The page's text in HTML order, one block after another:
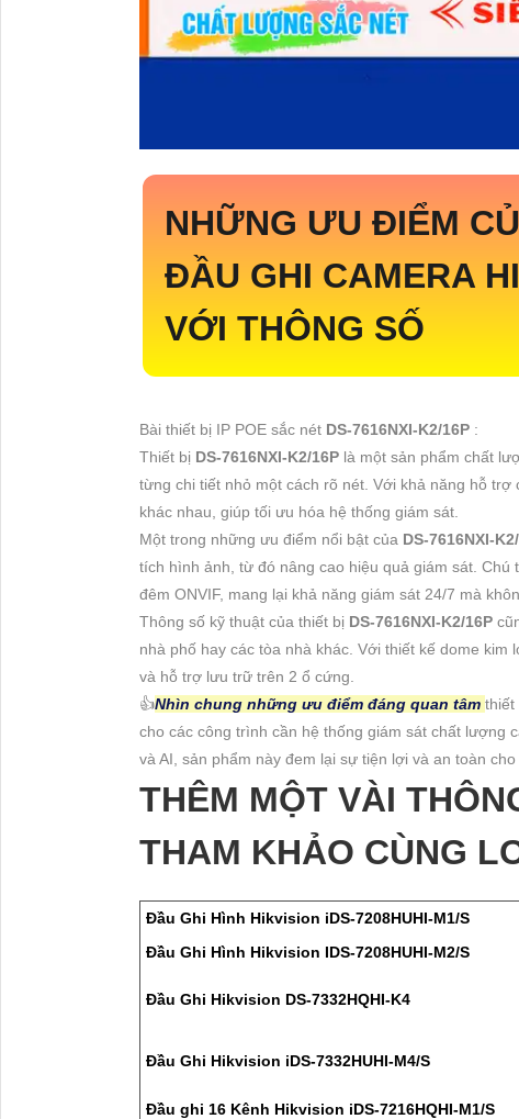
NHỮNG ƯU ĐIỂM
ĐẦU GHI CAMERA
VỚI THÔNG SỐ
Bài thiết bị IP POE sắc nét DS-7616NXI-K2/16P :
Thiết bị DS-7616NXI-K2/16P là một sản phẩm chất
từng chi tiết nhỏ một cách rõ nét. Với khả năng hỗ
khác nhau, giúp tối ưu hóa hệ thống giám sát.
Một trong những ưu điểm nổi bật của DS-7616NXI-
tích hình ảnh, từ đó nâng cao hiệu quả giám sát.
đêm ONVIF, mang lại khả năng giám sát 24/7 mà
Thông số kỹ thuật của thiết bị DS-7616NXI-K2/16P
nhà phố hay các tòa nhà khác. Với thiết kế dome
và hỗ trợ lưu trữ trên 2 ổ cứng.
👍Nhìn chung những ưu điểm đáng quan tâm thiết
cho các công trình cần hệ thống giám sát chất lượng
và AI, sản phẩm này đem lại sự tiện lợi và an toàn cho
THÊM MỘT VÀI
THAM KHẢO CÙNG
Đầu Ghi Hình Hikvision iDS-7208HUHI-M1/S
Đầu Ghi Hình Hikvision IDS-7208HUHI-M2/S
Đầu Ghi Hikvision DS-7332HQHI-K4
Đầu Ghi Hikvision iDS-7332HUHI-M4/S
Đầu ghi 16 Kênh Hikvision iDS-7216HQHI-M1/S